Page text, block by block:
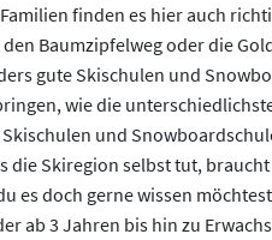
finden es hier auch
Baumzipfelweg oder die
gute Skischulen und
wie die
und
die Skiregion selbst tut,
es doch gerne wissen
ab 3 Jahren bis hin zu